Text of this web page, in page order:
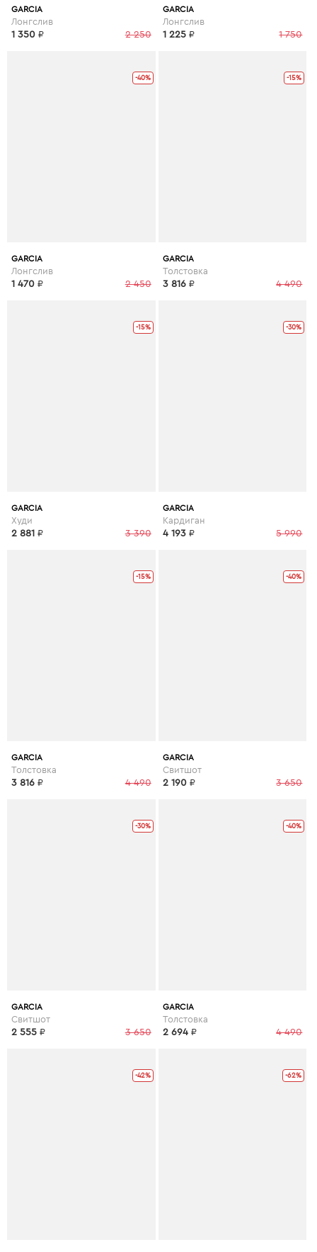
GARCIA
Лонгслив
2 250
1 350 ₽
GARCIA
Лонгслив
1 750
1 225 ₽
-40%
GARCIA
Лонгслив
2 450
1 470 ₽
-15%
GARCIA
Толстовка
4 490
3 816 ₽
-15%
GARCIA
Худи
3 390
2 881 ₽
-30%
GARCIA
Кардиган
5 990
4 193 ₽
-15%
GARCIA
Толстовка
4 490
3 816 ₽
-40%
GARCIA
Свитшот
3 650
2 190 ₽
-30%
GARCIA
Свитшот
3 650
2 555 ₽
-40%
GARCIA
Толстовка
4 490
2 694 ₽
-42% -62%